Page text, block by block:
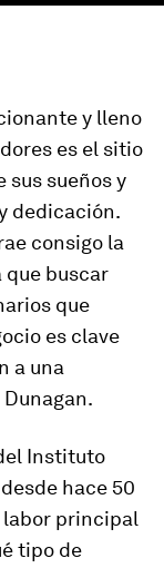
y lleno
es el sitio
sus sueños y
dedicación.
consigo la
buscar
que
es clave
a una
Instituto
hace 50
labor principal
tipo de